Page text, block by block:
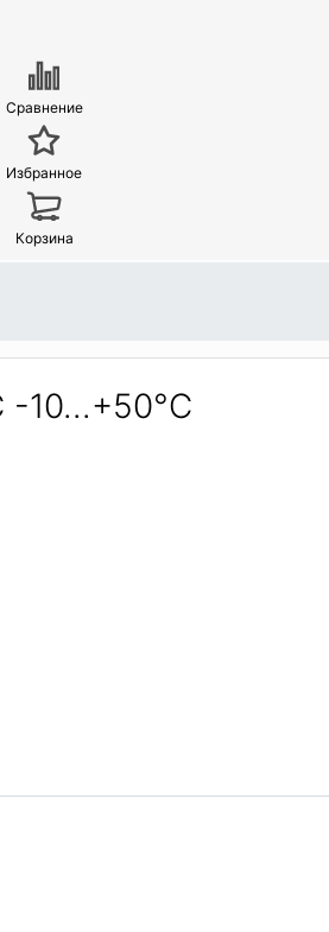
Сравнение
Избранное
Корзина
-10...+50°C